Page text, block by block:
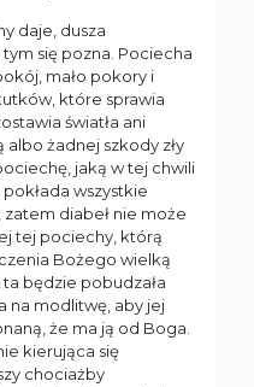
daje, dusza
się pozna. Pociecha
mało pokory i
które sprawia
światła ani
albo żadnej szkody zły
jaką w tej chwili
wszystkie
zatem diabeł nie może
tej pociechy, którą
Bożego wielką
będzie pobudzała
na modlitwę, aby jej
że ma ją od Boga.
kierująca się
chociażby